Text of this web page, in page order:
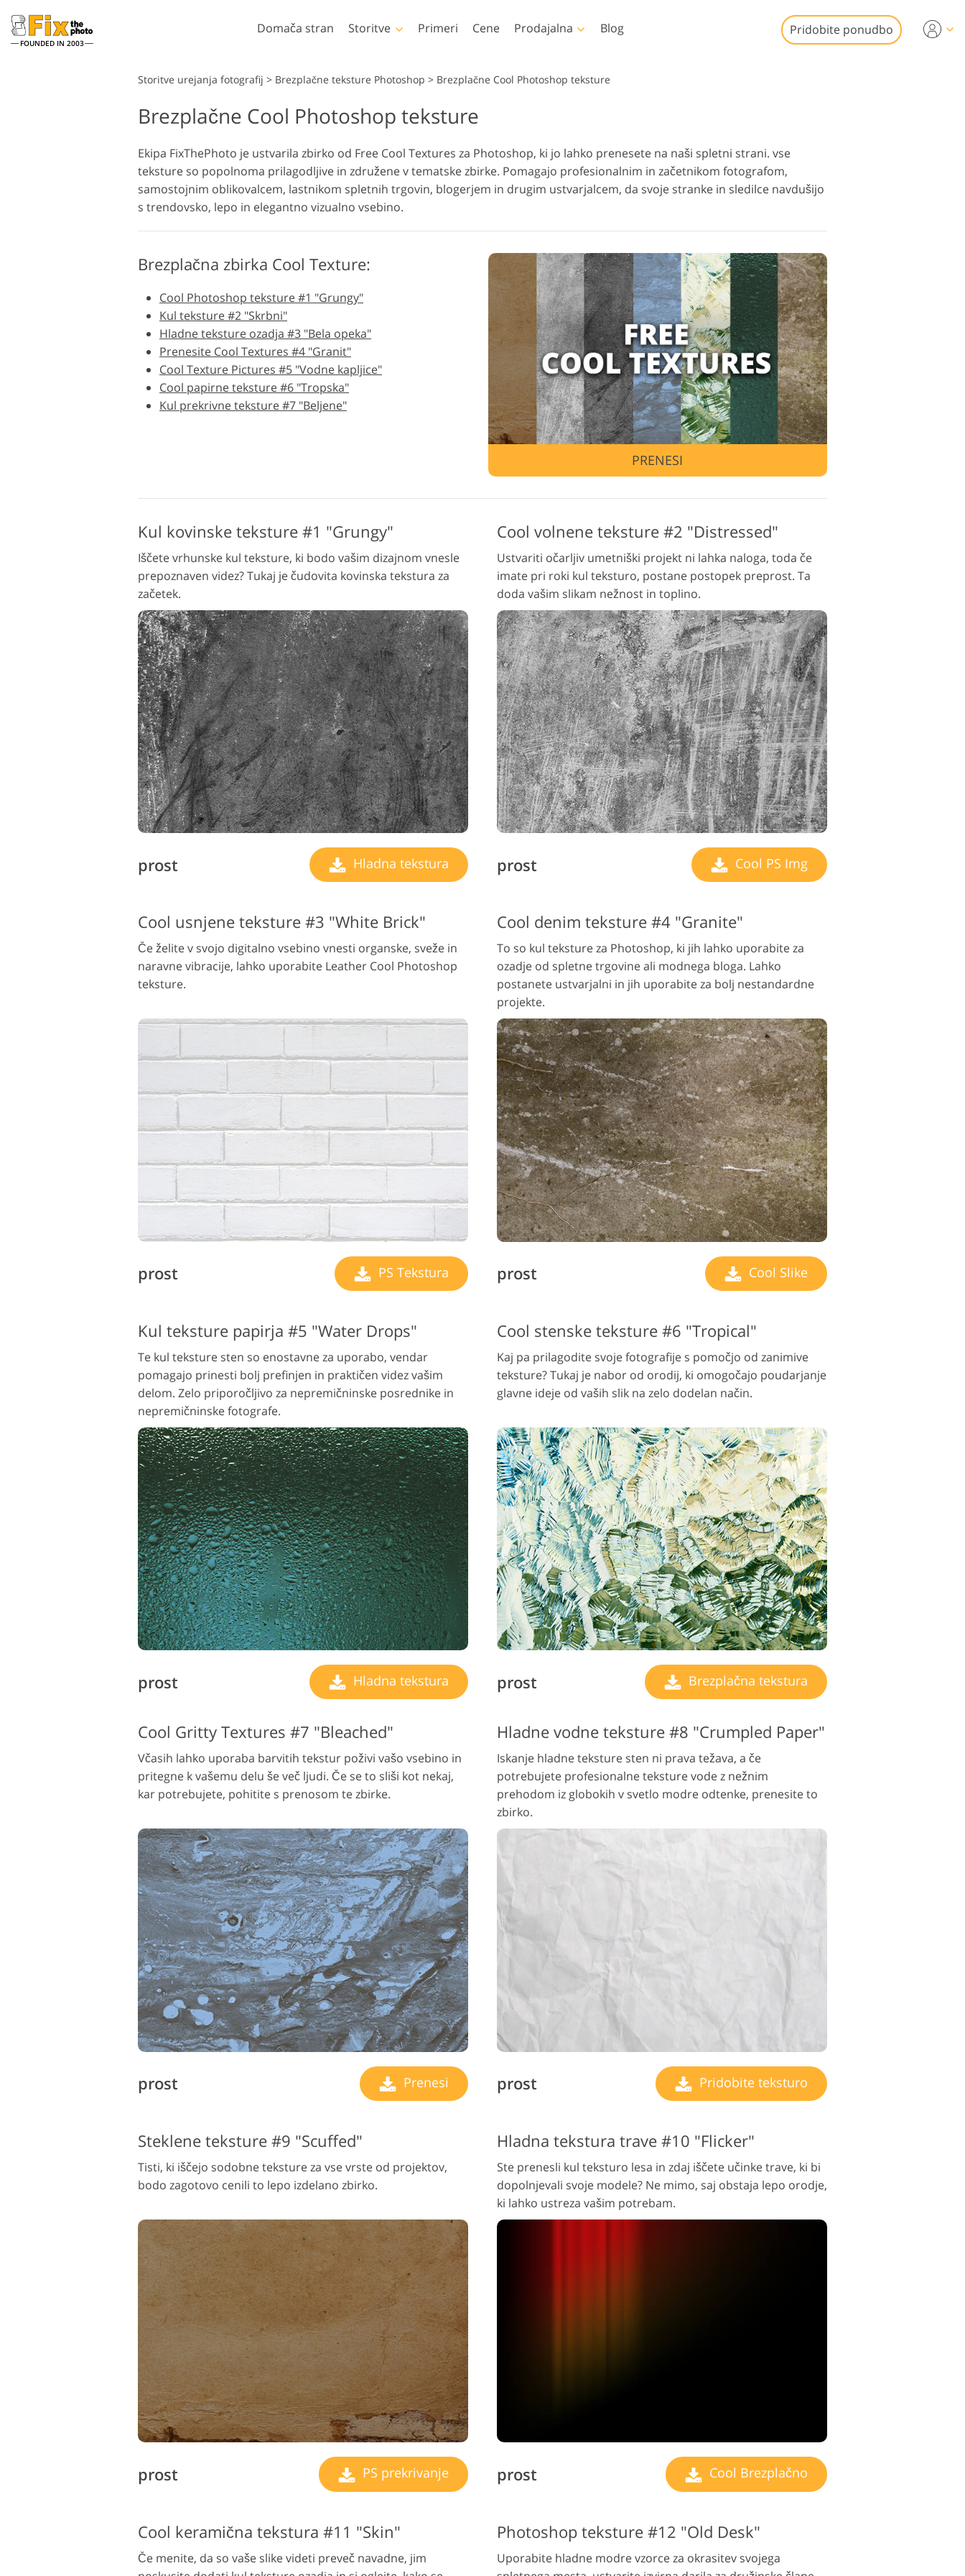
FOUNDED IN 2003
Domača stran Storitve
novorojenčka
nepremičnin
fotografijami
Urejanje fotografij izdelka Urejanje fotografij nakita Podatki za usposabljanje AI Storitve urejanja videa
Primeri Cene Prodajalna
Lightroom
Prednastavitve Lightroom
Prednastavitve najboljše
ponudbe
Mobilne prednastavitve
Photoshop
Dejanja Photoshopa
Prekrivanja v Photoshopu
Photoshop teksture
Celotne zbirke Ps Actions
Ps
Templates
Vse šablone
Valentinove voščilnice
Poročna vabila
Vabilo na otroško zabavo
prekrivni elementi
Blog Pridobite ponudbo
Storitve urejanja fotografij > Brezplačne teksture Photoshop > Brezplačne Cool Photoshop teksture
Brezplačne Cool Photoshop teksture
Ekipa FixThePhoto je ustvarila zbirko od Free Cool Textures za Photoshop, ki jo lahko prenesete na naši spletni strani. vse
teksture so popolnoma prilagodljive in združene v tematske zbirke. Pomagajo profesionalnim in začetnikom fotografom,
samostojnim oblikovalcem, lastnikom spletnih trgovin, blogerjem in drugim ustvarjalcem, da svoje stranke in sledilce navdušijo
s trendovsko, lepo in elegantno vizualno vsebino.
Brezplačna zbirka Cool Texture:
Cool Photoshop teksture #1 "Grungy"
Kul teksture #2 "Skrbni"
Hladne teksture ozadja #3 "Bela opeka"
Prenesite Cool Textures #4 "Granit"
Cool Texture Pictures #5 "Vodne kapljice"
Cool papirne teksture #6 "Tropska"
Kul prekrivne teksture #7 "Beljene"
PRENESI
Kul kovinske teksture #1 "Grungy"
Iščete vrhunske kul teksture, ki bodo vašim dizajnom vnesle
prepoznaven videz? Tukaj je čudovita kovinska tekstura za
začetek.
prost Hladna tekstura
Cool volnene teksture #2 "Distressed"
Ustvariti očarljiv umetniški projekt ni lahka naloga, toda če
imate pri roki kul teksturo, postane postopek preprost. Ta
doda vašim slikam nežnost in toplino.
prost Cool PS Img
Cool usnjene teksture #3 "White Brick"
Če želite v svojo digitalno vsebino vnesti organske, sveže in
naravne vibracije, lahko uporabite Leather Cool Photoshop
teksture.
prost PS Tekstura
Cool denim teksture #4 "Granite"
To so kul teksture za Photoshop, ki jih lahko uporabite za
ozadje od spletne trgovine ali modnega bloga. Lahko
postanete ustvarjalni in jih uporabite za bolj nestandardne
projekte.
prost Cool Slike
Kul teksture papirja #5 "Water Drops"
Te kul teksture sten so enostavne za uporabo, vendar
pomagajo prinesti bolj prefinjen in praktičen videz vašim
delom. Zelo priporočljivo za nepremičninske posrednike in
nepremičninske fotografe.
prost Hladna tekstura
Cool stenske teksture #6 "Tropical"
Kaj pa prilagodite svoje fotografije s pomočjo od zanimive
teksture? Tukaj je nabor od orodij, ki omogočajo poudarjanje
glavne ideje od vaših slik na zelo dodelan način.
prost Brezplačna tekstura
Cool Gritty Textures #7 "Bleached"
Včasih lahko uporaba barvitih tekstur poživi vašo vsebino in
pritegne k vašemu delu še več ljudi. Če se to sliši kot nekaj,
kar potrebujete, pohitite s prenosom te zbirke.
prost Prenesi
Hladne vodne teksture #8 "Crumpled Paper"
Iskanje hladne teksture sten ni prava težava, a če
potrebujete profesionalne teksture vode z nežnim
prehodom iz globokih v svetlo modre odtenke, prenesite to
zbirko.
prost Pridobite teksturo
Steklene teksture #9 "Scuffed"
Tisti, ki iščejo sodobne teksture za vse vrste od projektov,
bodo zagotovo cenili to lepo izdelano zbirko.
prost PS prekrivanje
Hladna tekstura trave #10 "Flicker"
Ste prenesli kul teksturo lesa in zdaj iščete učinke trave, ki bi
dopolnjevali svoje modele? Ne mimo, saj obstaja lepo orodje,
ki lahko ustreza vašim potrebam.
prost Cool Brezplačno
Cool keramična tekstura #11 "Skin"
Če menite, da so vaše slike videti preveč navadne, jim
Photoshop teksture #12 "Old Desk"
Uporabite hladne modre vzorce za okrasitev svojega